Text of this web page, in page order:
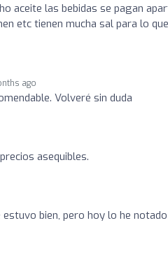
aceite las bebidas se pagan
etc tienen mucha sal para lo
ago
Volveré sin duda
asequibles.
bien, pero hoy lo he